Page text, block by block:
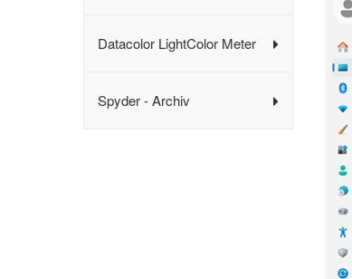
Datacolor LightColor Meter
Spyder - Archiv